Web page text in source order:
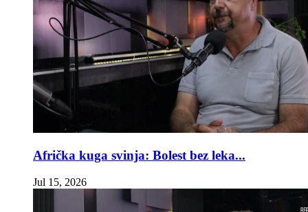
Afrička kuga svinja: Bolest bez leka...
Jul 15, 2026